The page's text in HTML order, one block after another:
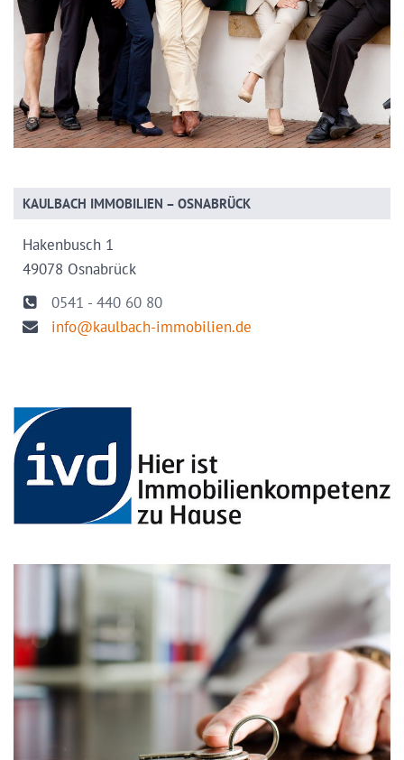
KAULBACH IMMOBILIEN – OSNABRÜCK
Hakenbusch 1
49078 Osnabrück
0541 - 440 60 80
info@kaulbach-immobilien.de